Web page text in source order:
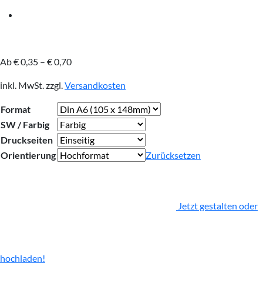
Ab€0,35 – €0,70
inkl. MwSt.zzgl.Versandkosten
Format
SW / Farbig
Druckseiten
Orientierung
Zurücksetzen
Jetzt gestalten oder
hochladen!